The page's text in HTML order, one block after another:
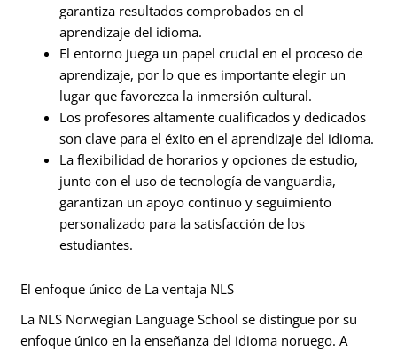
garantiza resultados comprobados en el
aprendizaje del idioma.
El entorno juega un papel crucial en el proceso de
aprendizaje, por lo que es importante elegir un
lugar que favorezca la inmersión cultural.
Los profesores altamente cualificados y dedicados
son clave para el éxito en el aprendizaje del idioma.
La flexibilidad de horarios y opciones de estudio,
junto con el uso de tecnología de vanguardia,
garantizan un apoyo continuo y seguimiento
personalizado para la satisfacción de los
estudiantes.
El enfoque único de La ventaja NLS
La NLS Norwegian Language School se distingue por su
enfoque único en la enseñanza del idioma noruego. A